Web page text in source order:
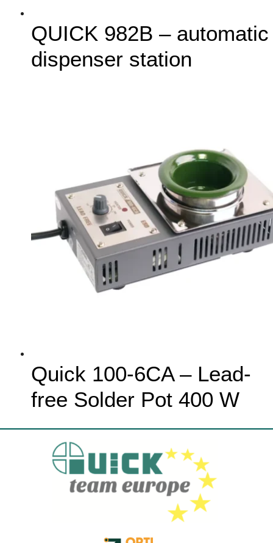
QUICK 982B – automatic
dispenser station
Quick 100-6CA – Lead-
free Solder Pot 400 W